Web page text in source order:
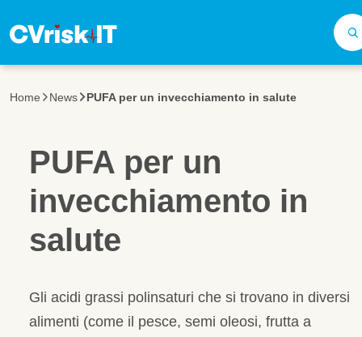
Home News PUFA per un invecchiamento in salute
PUFA per un
invecchiamento in
salute
Gli acidi grassi polinsaturi che si trovano in diversi
alimenti (come il pesce, semi oleosi, frutta a